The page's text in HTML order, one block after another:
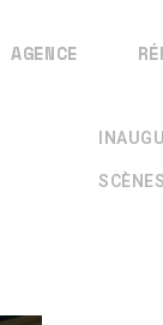
AGENCE
SCÈNES